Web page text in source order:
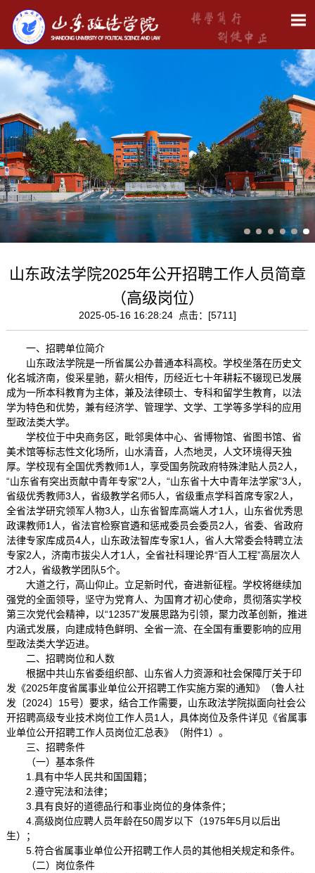
山东政法学院2025年公开招聘工作人员简章
（高级岗位）
2025-05-16 16:28:24 点击：[5711]
一、招聘单位简介
山东政法学院是一所省属公办普通本科高校。学校坐落在历史文
化名城济南，俊采星驰，薪火相传，历经近七十年耕耘不辍现已发展
成为一所本科教育为主体，兼及法律硕士、专科和留学生教育，以法
学为特色和优势，兼有经济学、管理学、文学、工学等多学科的应用
型政法类大学。
学校位于中央商务区，毗邻奥体中心、省博物馆、省图书馆、省
美术馆等标志性文化场所，山水清音，人杰地灵，人文环境得天独
厚。学校现有全国优秀教师1人，享受国务院政府特殊津贴人员2人，
“山东省有突出贡献中青年专家”2人，“山东省十大中青年法学家”3人，
省级优秀教师3人，省级教学名师5人，省级重点学科首席专家2人，
全省法学研究领军人物3人，山东省智库高端人才1人，山东省优秀思
政课教师1人，省法官检察官遴和惩戒委员会委员2人，省委、省政府
法律专家库成员4人，山东政法智库专家1人，省人大常委会特聘立法
专家2人，济南市拔尖人才1人，全省社科理论界“百人工程”高层次人
才2人，省级教学团队5个。
大道之行，高山仰止。立足新时代，奋进新征程。学校将继续加
强党的全面领导，坚守为党育人、为国育才初心使命，贯彻落实学校
第三次党代会精神，以“12357”发展思路为引领，聚力改革创新，推进
内涵式发展，向建成特色鲜明、全省一流、在全国有重要影响的应用
型政法类大学迈进。
二、招聘岗位和人数
根据中共山东省委组织部、山东省人力资源和社会保障厅关于印
发《2025年度省属事业单位公开招聘工作实施方案的通知》（鲁人社
发〔2024〕15号）要求，结合工作需要，山东政法学院拟面向社会公
开招聘高级专业技术岗位工作人员1人，具体岗位及条件详见《省属事
业单位公开招聘工作人员岗位汇总表》（附件1）。
三、招聘条件
（一）基本条件
1.具有中华人民共和国国籍；
2.遵守宪法和法律；
3.具有良好的道德品行和事业岗位的身体条件；
4.高级岗位应聘人员年龄在50周岁以下（1975年5月以后出
生）；
5.符合省属事业单位公开招聘工作人员的其他相关规定和条件。
（二）岗位条件